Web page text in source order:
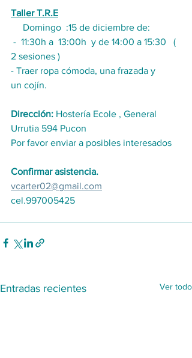
Taller T.R.E
Domingo  :15 de diciembre de:
-  11:30h a  13:00h  y de 14:00 a 15:30   (
2 sesiones )
- Traer ropa cómoda, una frazada y
un cojín.
Dirección: Hostería Ecole , General
Urrutia 594 Pucon
Por favor enviar a posibles interesados
Confirmar asistencia.
vcarter02@gmail.com
cel.997005425
Entradas recientes Ver todo